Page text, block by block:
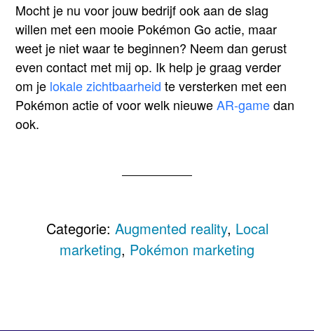
Mocht je nu voor jouw bedrijf ook aan de slag
willen met een mooie Pokémon Go actie, maar
weet je niet waar te beginnen? Neem dan gerust
even contact met mij op. Ik help je graag verder
om je lokale zichtbaarheid te versterken met een
Pokémon actie of voor welk nieuweAR-gamedan
ook.
Categorie: Augmented reality, Local
marketing, Pokémon marketing